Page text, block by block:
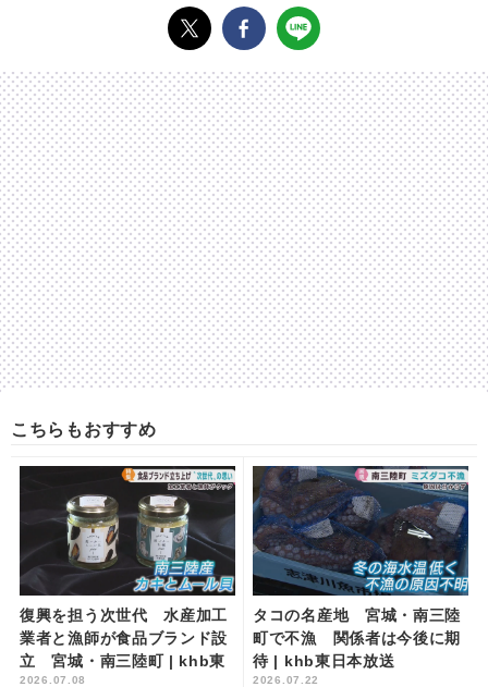
こちらもおすすめ
復興を担う次世代 水産加工
業者と漁師が食品ブランド設
立 宮城・南三陸町 | khb東
2026.07.08
タコの名産地 宮城・南三陸
町で不漁 関係者は今後に期
待 | khb東日本放送
2026.07.22